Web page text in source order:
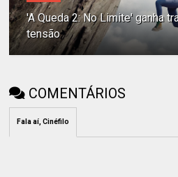
'A Queda 2: No Limite' ganha
tensão
COMENTÁRIOS
Fala aí, Cinéfilo